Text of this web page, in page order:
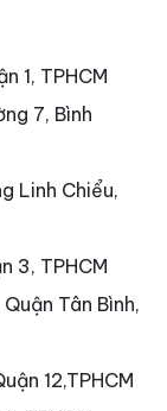
1, TPHCM
7, Bình
Linh Chiểu,
3, TPHCM
Tân Bình,
12,TPHCM